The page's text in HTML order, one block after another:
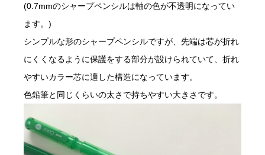
(0.7mmのシャープペンシルは軸の色が不透明になってい
ます。)
シンプルな形のシャープペンシルですが、先端は芯が折れ
にくくなるように保護をする部分が設けられていて、折れ
やすいカラー芯に適した構造になっています。
色鉛筆と同じくらいの太さで持ちやすい大きさです。